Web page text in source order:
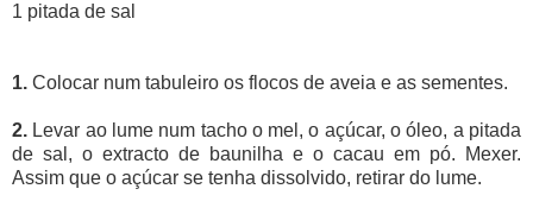
1 pitada de sal
1. Colocar num tabuleiro os flocos de aveia e as sementes.
2. Levar ao lume num tacho o mel, o açúcar, o óleo, a pitada
de sal, o extracto de baunilha e o cacau em pó. Mexer.
Assim que o açúcar se tenha dissolvido, retirar do lume.